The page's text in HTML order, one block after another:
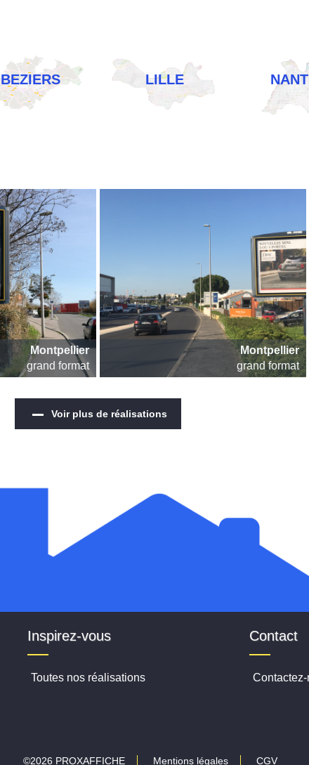
BEZIERS LILLE
Montpellier
grand format
Montpellier
grand format
Voir plus de réalisations
Inspirez-vous
Toutes nos réalisations
Contact
©2026 PROXAFFICHE Mentions légales CGV